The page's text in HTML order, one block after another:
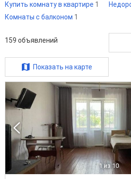
Купить комнату в квартире 1
Комнаты с балконом 1
159 объявлений
Показать на карте
1 из 10